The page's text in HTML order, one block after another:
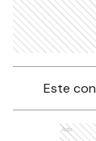
Este
Ads